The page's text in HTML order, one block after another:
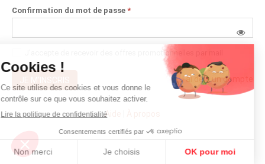
Confirmation du mot de passe *
J'accepte de recevoir des offres promotionnelles par mail
J'ai déjà un compte
Aide